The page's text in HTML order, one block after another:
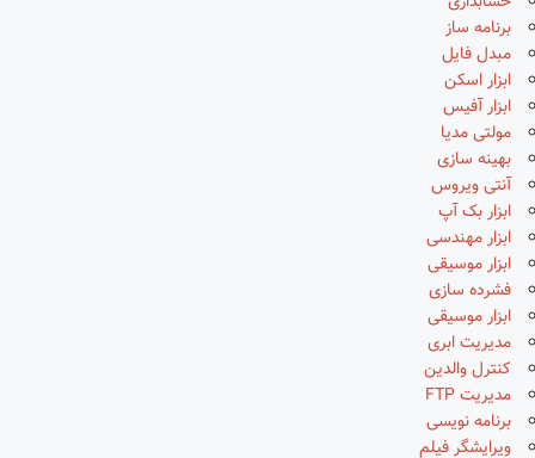
برنامه ساز
مبدل فایل
ابزار اسکن
ابزار آفیس
مولتی مدیا
بهینه سازی
آنتی ویروس
ابزار بک آپ
ابزار مهندسی
ابزار موسیقی
فشرده سازی
ابزار موسیقی
مدیریت ابری
کنترل والدین
مدیریت FTP
برنامه نویسی
ویرایشگر فیلم